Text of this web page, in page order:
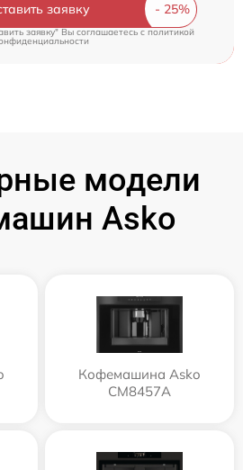
заявку
заявку" Вы соглашаетесь cполитикой
модели
Asko
Кофемашина Asko
CM8457A